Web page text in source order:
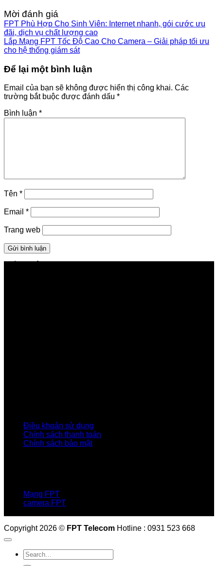
Mời đánh giá
FPT Phù Hợp Cho Sinh Viên: Internet nhanh, gói cước ưu
đãi, dịch vụ chất lượng cao
Lắp Mạng FPT Tốc Độ Cao Cho Camera – Giải pháp tối ưu
cho hệ thống giám sát
Để lại một bình luận
Email của bạn sẽ không được hiển thị công khai. Các
trường bắt buộc được đánh dấu *
Bình luận *
Tên *
Email *
Trang web
Điều khoản sử dụng
Chính sách thanh toán
Chính sách bảo mật
Mạng FPT
camera FPT
Copyright 2026 © FPT Telecom Hotline : 0931 523 668